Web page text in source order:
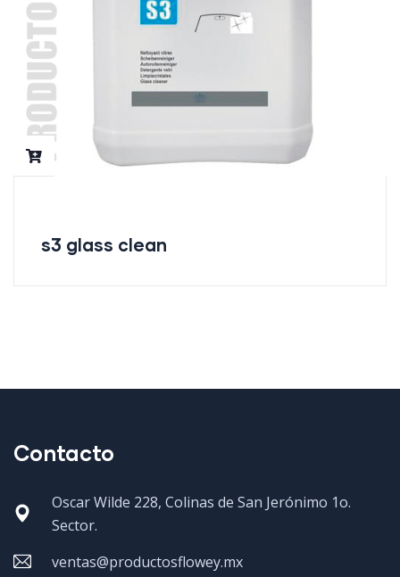
s3 glass clean
Contacto
Oscar Wilde 228, Colinas de San Jerónimo 1o.
Sector.
ventas@productosflowey.mx